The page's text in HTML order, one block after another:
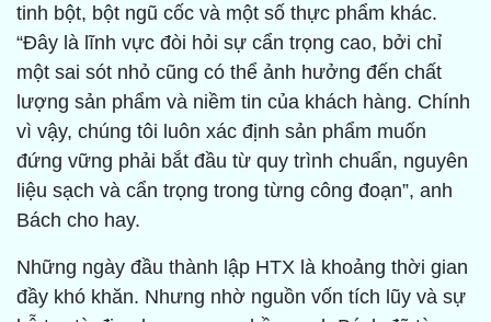
tinh bột, bột ngũ cốc và một số thực phẩm khác.
“Đây là lĩnh vực đòi hỏi sự cẩn trọng cao, bởi chỉ
một sai sót nhỏ cũng có thể ảnh hưởng đến chất
lượng sản phẩm và niềm tin của khách hàng. Chính
vì vậy, chúng tôi luôn xác định sản phẩm muốn
đứng vững phải bắt đầu từ quy trình chuẩn, nguyên
liệu sạch và cẩn trọng trong từng công đoạn”, anh
Bách cho hay.
Những ngày đầu thành lập HTX là khoảng thời gian
đầy khó khăn. Nhưng nhờ nguồn vốn tích lũy và sự